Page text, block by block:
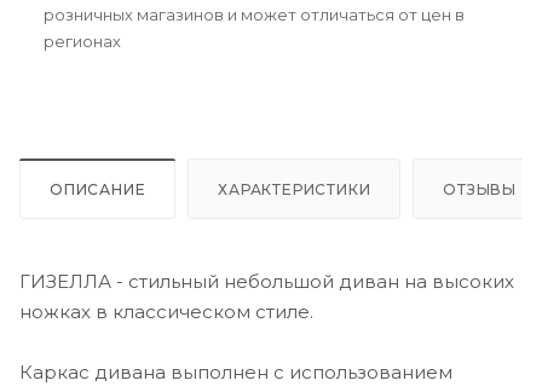
розничных магазинов и может отличаться от цен в
регионах
ОПИСАНИЕ ХАРАКТЕРИСТИКИ ОТЗЫВЫ
ГИЗЕЛЛА - стильный небольшой диван на высоких
ножках в классическом стиле.
Каркас дивана выполнен с использованием